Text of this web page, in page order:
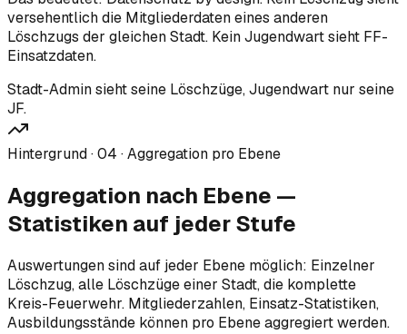
versehentlich die Mitgliederdaten eines anderen
Löschzugs der gleichen Stadt. Kein Jugendwart sieht FF-
Einsatzdaten.
Stadt-Admin sieht seine Löschzüge, Jugendwart nur seine
JF.
Hintergrund ·04 ·Aggregation pro Ebene
Aggregation nach Ebene —
Statistiken auf jeder Stufe
Auswertungen sind auf jeder Ebene möglich: Einzelner
Löschzug, alle Löschzüge einer Stadt, die komplette
Kreis-Feuerwehr. Mitgliederzahlen, Einsatz-Statistiken,
Ausbildungsstände können pro Ebene aggregiert werden.